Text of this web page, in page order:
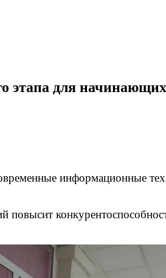
этапа для
информационные
повысит